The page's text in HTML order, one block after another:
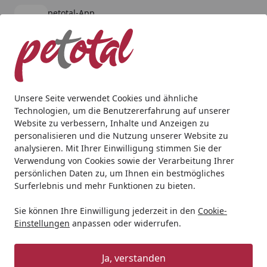
Unsere Seite verwendet Cookies und ähnliche
Technologien, um die Benutzererfahrung auf unserer
Website zu verbessern, Inhalte und Anzeigen zu
personalisieren und die Nutzung unserer Website zu
analysieren. Mit Ihrer Einwilligung stimmen Sie der
Verwendung von Cookies sowie der Verarbeitung Ihrer
persönlichen Daten zu, um Ihnen ein bestmögliches
Surferlebnis und mehr Funktionen zu bieten.
Sie können Ihre Einwilligung jederzeit in den Cookie-
Einstellungen anpassen oder widerrufen.
Ja, verstanden
petotal-App
kostenlos - Im App Store
Alle Produkte
Mein Konto
Suchen
Startseite
Hund Hundetrockenfutter Wildes Land Wildes Land
Wildes Land Rind
Hundetrockenfutter